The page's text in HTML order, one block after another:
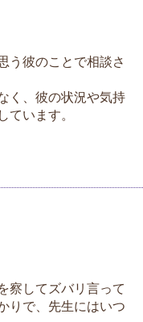
う彼のことで相談さ
く、彼の状況や気持
います。
察してズバリ言って
りで、先生にはいつ